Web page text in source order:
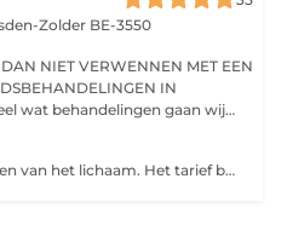
Zolder BE-3550
NIET VERWENNEN MET EEN
IN
Wenkbrauwen en andere delen van het lichaam. Het tarief bij de laserbehandeling wordt berekend per cm².